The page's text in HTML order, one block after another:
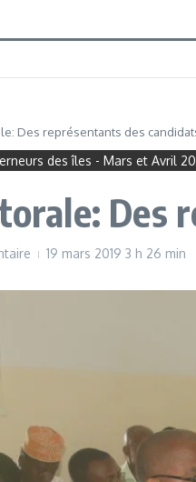
Des représentants des
des îles - Mars et Avril
19 mars 2019 3 h 26 min